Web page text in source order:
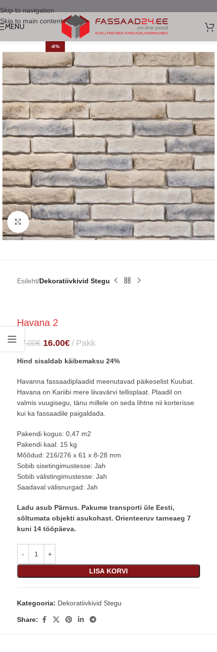
Skip to navigation
Skip to main content
MENU
-6%
Click to enlarge
Esileht Dekoratiivkivid Stegu
Havana 2
17.00€ 16.00€ Pakk
Hind sisaldab käibemaksu 24%
Havanna fassaadiplaadid meenutavad päikeselist Kuubat.
Havana on Kariibi mere liivavärvi tellisplaat. Plaadil on
valmis vuugisegu, tänu millele on seda lihtne nii korterisse
kui ka fassaadile paigaldada.
Pakendi kogus: 0,47 m2
Pakendi kaal: 15 kg
Mõõdud: 216/276 x 61 x 8-28 mm
Sobib sisetingimustesse: Jah
Sobib välistingimustesse: Jah
Saadaval välisnurgad: Jah
Ladu asub Pärnus. Pakume transporti üle Eesti,
sõltumata objekti asukohast. Orienteeruv tarneaeg 7
kuni 14 tööpäeva.
LISA KORVI
Kategooria: Dekoratiivkivid Stegu
Share: